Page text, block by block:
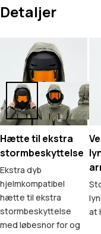
Detaljer
Hætte til ekstra
stormbeskyttelse
Ekstra dyb
hjelmkompatibel
hætte til ekstra
stormbeskyttelse
med løbesnor for og
at